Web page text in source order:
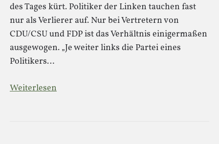
des Tages kürt. Politiker der Linken tauchen fast
nur als Verlierer auf. Nur bei Vertretern von
CDU/CSU und FDP ist das Verhältnis einigermaßen
ausgewogen. „Je weiter links die Partei eines
Politikers…
Weiterlesen